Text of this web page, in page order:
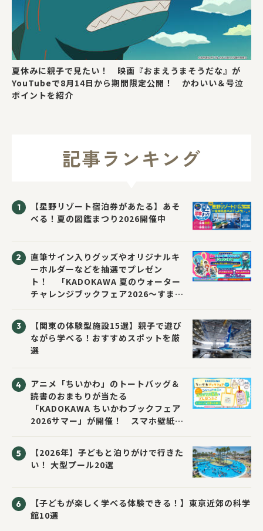
夏休みに親子で見たい！ 映画『おまえうまそうだな』が
YouTubeで8月14日から期間限定公開！ かわいい＆号泣
ポイントを紹介
記事ランキング
【星野リゾート宿泊券があたる】あそ
べる！夏の図鑑まつり2026開催中
直筆サイン入りグッズやオリジナルキ
ーホルダーなどを抽選でプレゼン
ト！ 「KADOKAWA 夏のウォーター
チャレンジブックフェア2026～すまな
【関東の体験型施設15選】親子で遊び
ながら学べる！おすすめスポットを厳
選
アニメ「ちいかわ」のトートバッグ＆
読書のおまもりが当たる
「KADOKAWA ちいかわブックフェア
2026サマー」が開催！ スマホ壁紙は
【2026年】子どもと泊りがけで行きた
い！ 大型プール20選
【子どもが楽しく学べる体験できる！】東京近郊の科学
館10選